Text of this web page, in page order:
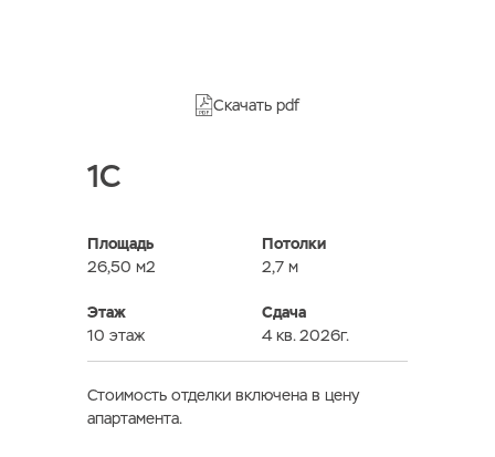
Скачать pdf
1C
Площадь
26,50 м2
Потолки
2,7 м
Этаж
10 этаж
Сдача
4 кв. 2026г.
Стоимость отделки включена в цену
апартамента.